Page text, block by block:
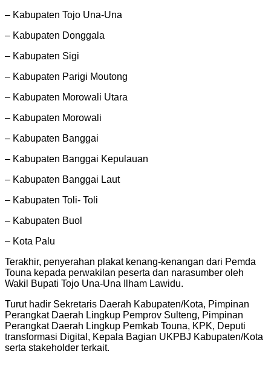
– Kabupaten Tojo Una-Una
– Kabupaten Donggala
– Kabupaten Sigi
– Kabupaten Parigi Moutong
– Kabupaten Morowali Utara
– Kabupaten Morowali
– Kabupaten Banggai
– Kabupaten Banggai Kepulauan
– Kabupaten Banggai Laut
– Kabupaten Toli- Toli
– Kabupaten Buol
– Kota Palu
Terakhir, penyerahan plakat kenang-kenangan dari Pemda
Touna kepada perwakilan peserta dan narasumber oleh
Wakil Bupati Tojo Una-Una Ilham Lawidu.
Turut hadir Sekretaris Daerah Kabupaten/Kota, Pimpinan
Perangkat Daerah Lingkup Pemprov Sulteng, Pimpinan
Perangkat Daerah Lingkup Pemkab Touna, KPK, Deputi
transformasi Digital, Kepala Bagian UKPBJ Kabupaten/Kota
serta stakeholder terkait.